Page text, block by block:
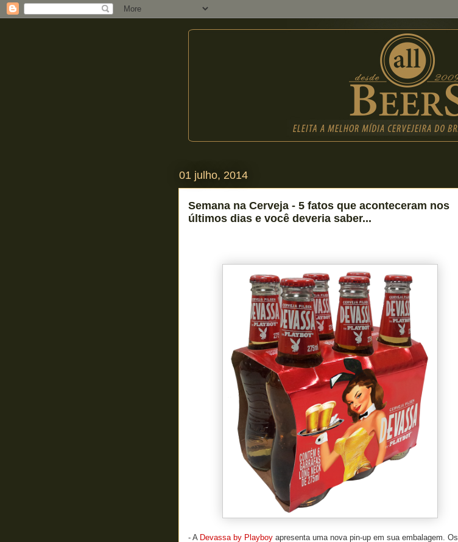
01 julho, 2014
Semana na Cerveja - 5 fatos que aconteceram nos
últimos dias e você deveria saber...
- A Devassa by Playboy apresenta uma nova pin-up em sua embalagem. Os